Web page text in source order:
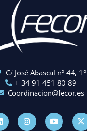
C/ José Abascal n° 44, 1°
+ 34 91 451 80 89
Coordinacion@fecor.es
I
n
s
Y
o
u
X
-
t